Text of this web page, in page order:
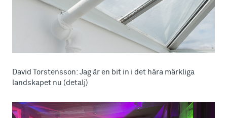
David Torstensson: Jag är en bit in i det hära märkliga
landskapet nu (detalj)